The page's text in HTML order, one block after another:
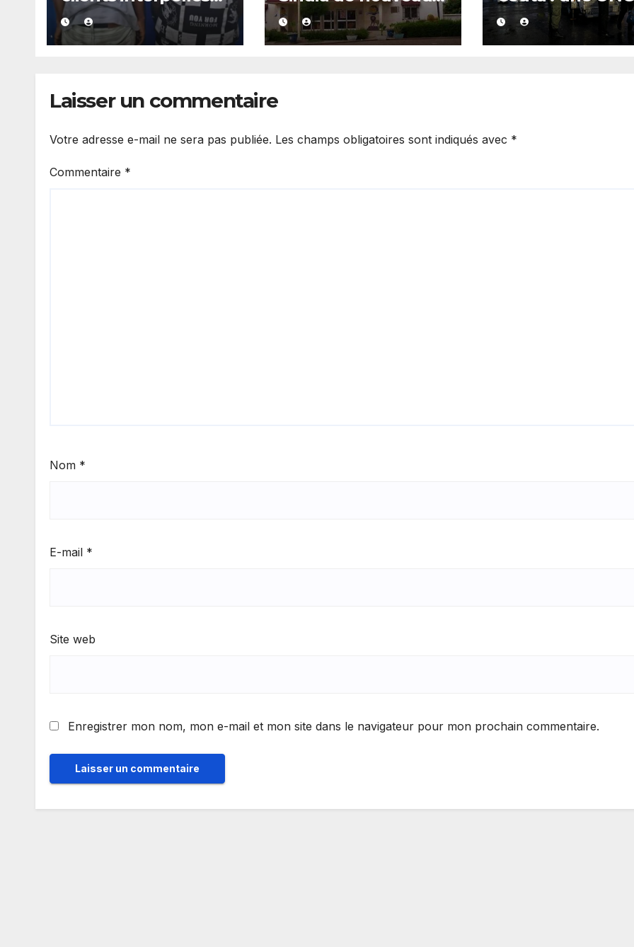
avec du kush lors
d’un contrôle de
police dans un bar
arrêté
marocaine met
cause les
responsabilités
Laisser un commentaire
Votre adresse e-mail ne sera pas publiée. Les champs obligatoires sont indiqués avec *
Commentaire *
Nom *
E-mail *
Site web
Enregistrer mon nom, mon e-mail et mon site dans le navigateur pour mon prochain commentaire.